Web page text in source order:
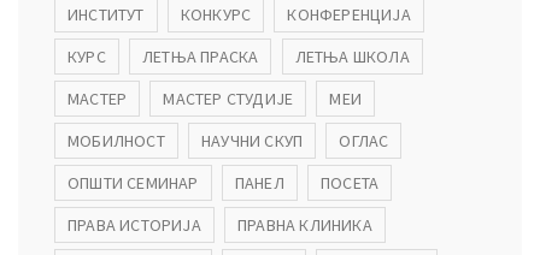
ИНСТИТУТ
КОНКУРС
КОНФЕРЕНЦИЈА
КУРС
ЛЕТЊА ПРАСКА
ЛЕТЊА ШКОЛА
МАСТЕР
МАСТЕР СТУДИЈЕ
МЕИ
МОБИЛНОСТ
НАУЧНИ СКУП
ОГЛАС
ОПШТИ СЕМИНАР
ПАНЕЛ
ПОСЕТА
ПРАВА ИСТОРИЈА
ПРАВНА КЛИНИКА